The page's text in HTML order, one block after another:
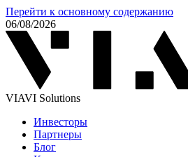
Перейти к основному содержанию
06/08/2026
VIAVI Solutions
Инвесторы
Партнеры
Блог